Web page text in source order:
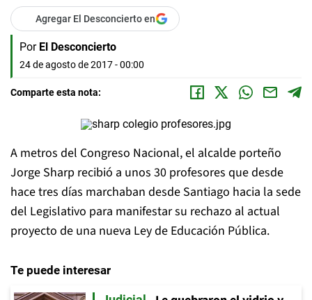
Agregar El Desconcierto en
Por El Desconcierto
24 de agosto de 2017 - 00:00
Comparte esta nota:
A metros del Congreso Nacional, el alcalde porteño
Jorge Sharp recibió a unos 30 profesores que desde
hace tres días marchaban desde Santiago hacia la sede
del Legislativo para manifestar su rechazo al actual
proyecto de una nueva Ley de Educación Pública.
Te puede interesar